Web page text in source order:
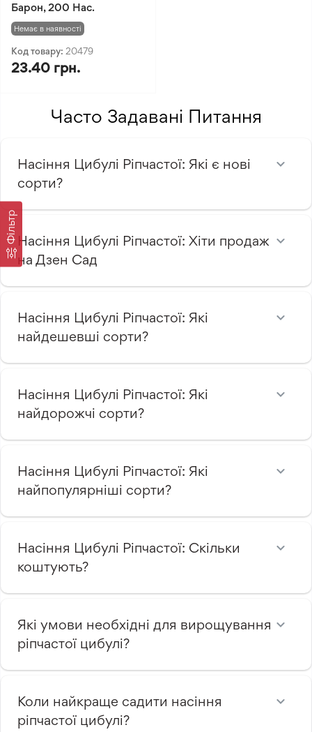
Фільтр
Барон, 200 Нас.
Немає в наявності
Код товару: 20479
23.40 грн.
Часто Задавані Питання
Насіння Цибулі Ріпчастої: Які є нові
сорти?
Насіння Цибулі Ріпчастої: Хіти продаж
на Дзен Сад
Насіння Цибулі Ріпчастої: Які
найдешевші сорти?
Насіння Цибулі Ріпчастої: Які
найдорожчі сорти?
Насіння Цибулі Ріпчастої: Які
найпопулярніші сорти?
Насіння Цибулі Ріпчастої: Скільки
коштують?
Які умови необхідні для вирощування
ріпчастої цибулі?
Коли найкраще садити насіння
ріпчастої цибулі?